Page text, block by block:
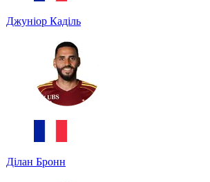
Джуніор Каділь
Ділан Бронн